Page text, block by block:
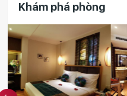
Khám phá phòng